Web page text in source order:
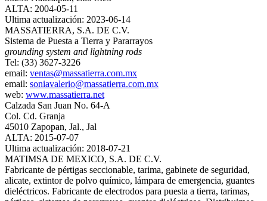
ALTA: 2004-05-11
Ultima actualización: 2023-06-14
MASSATIERRA, S.A. DE C.V.
Sistema de Puesta a Tierra y Pararrayos
grounding system and lightning rods
Tel: (33) 3627-3226
email: ventas@massatierra.com.mx
email: soniavalerio@massatierra.com.mx
web: www.massatierra.net
Calzada San Juan No. 64-A
Col. Cd. Granja
45010 Zapopan, Jal., Jal
ALTA: 2015-07-07
Ultima actualización: 2018-07-21
MATIMSA DE MEXICO, S.A. DE C.V.
Fabricante de pértigas seccionable, tarima, gabinete de seguridad,
alicate, extintor de polvo químico, lámpara de emergencia, guantes
dieléctricos. Fabricante de electrodos para puesta a tierra, tarimas,